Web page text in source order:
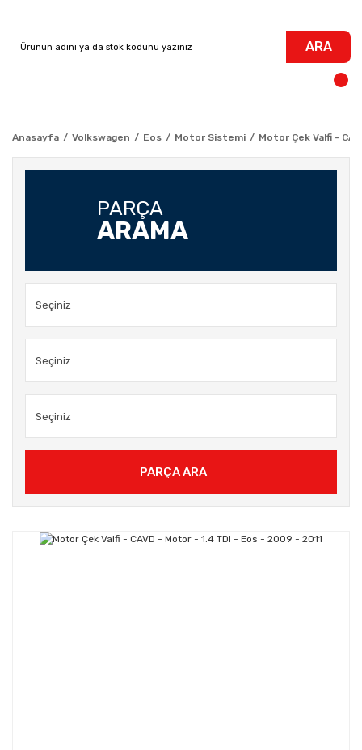
ARA
Anasayfa Volkswagen Eos Motor Sistemi Motor Çek Valfi -
PARÇA
ARAMA
PARÇA ARA